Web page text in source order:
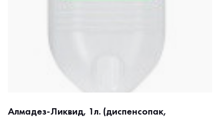
Алмадез-Ликвид, 1л. (диспенсопак,